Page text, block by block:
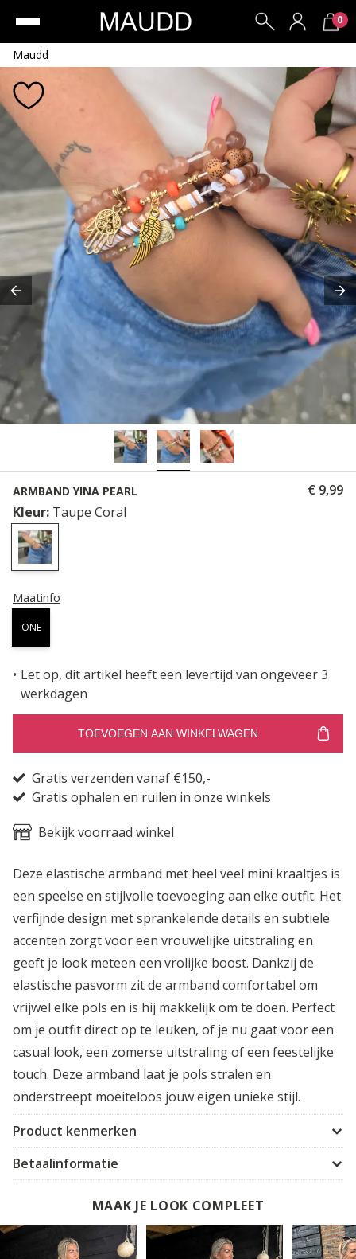
0
Maudd
ARMBAND YINA PEARL
€ 9,99
Kleur: Taupe Coral
Maatinfo
ONE
Let op, dit artikel heeft een levertijd van ongeveer 3
werkdagen
TOEVOEGEN AAN WINKELWAGEN
Gratis verzenden vanaf €150,-
Gratis ophalen en ruilen in onze winkels
Bekijk voorraad winkel
Deze elastische armband met heel veel mini kraaltjes is
een speelse en stijlvolle toevoeging aan elke outfit. Het
verfijnde design met sprankelende details en subtiele
accenten zorgt voor een vrouwelijke uitstraling en
geeft je look meteen een vrolijke boost. Dankzij de
elastische pasvorm zit de armband comfortabel om
vrijwel elke pols en is hij makkelijk om te doen. Perfect
om je outfit direct op te leuken, of je nu gaat voor een
casual look, een zomerse uitstraling of een feestelijke
touch. Deze armband laat je pols stralen en
onderstreept moeiteloos jouw eigen unieke stijl.
Product kenmerken
Betaalinformatie
MAAK JE LOOK COMPLEET